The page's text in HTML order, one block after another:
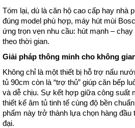
Tóm lại, dù là căn hộ cao cấp hay nhà
đúng model phù hợp, máy hút mùi
ứng trọn vẹn nhu cầu: hút mạnh –
theo thời gian.
Giải pháp thông minh cho không
Không chỉ là một thiết bị hỗ trợ nấu
tủ 90cm còn là “trợ thủ” giúp căn bếp
và dễ chịu. Sự kết hợp giữa công suất
thiết kế âm tủ tinh tế cùng độ bền
phẩm này trở thành lựa chọn hàng đầu
đại.